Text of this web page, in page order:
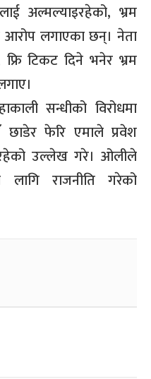
अल्मल्याइरहेको‚ भ्रम
आरोप लगाएका छन्। नेता
टिकट दिने भनेर भ्रम
सन्धीको विरोधमा
छाडेर फेरि एमाले प्रवेश
रहेको उल्लेख गरे। ओलीले
राजनीति गरेको